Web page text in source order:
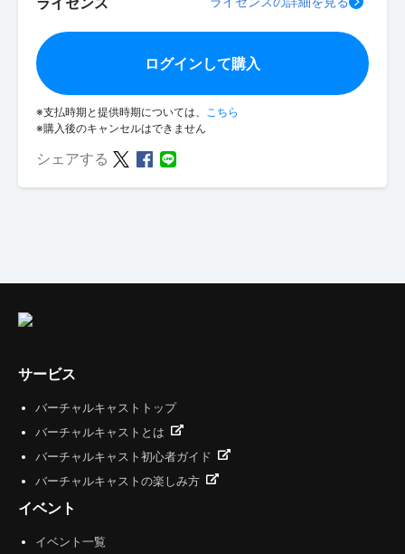
ログインして購入
※支払時期と提供時期については、
こちら
※購入後のキャンセルはできません
シェアする
サービス
バーチャルキャストトップ
バーチャルキャストとは
バーチャルキャスト初心者ガイド
バーチャルキャストの楽しみ方
イベント
イベント一覧